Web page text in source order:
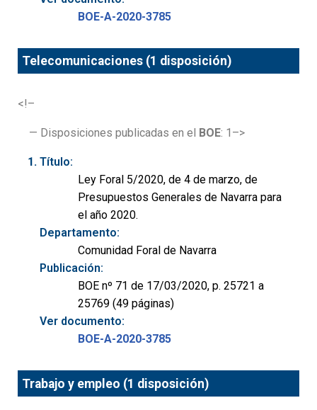
BOE-A-2020-3785
Telecomunicaciones (1 disposición)
<!–
— Disposiciones publicadas en el BOE: 1–>
Título:
Ley Foral 5/2020, de 4 de marzo, de
Presupuestos Generales de Navarra para
el año 2020.
Departamento:
Comunidad Foral de Navarra
Publicación:
BOE nº 71 de 17/03/2020, p. 25721 a
25769 (49 páginas)
Ver documento:
BOE-A-2020-3785
Trabajo y empleo (1 disposición)